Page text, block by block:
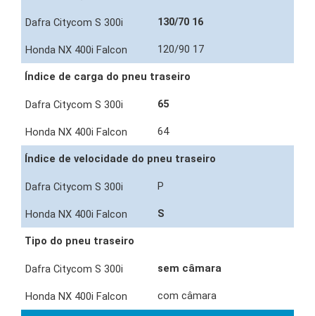
130/70 16
120/90 17
Índice de carga do pneu traseiro
65
64
Índice de velocidade do pneu traseiro
P
S
Tipo do pneu traseiro
sem câmara
com câmara